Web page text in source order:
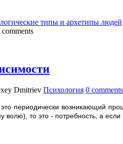
типы и архетипы людей
Dmitriev Психология 0 comments
периодически возникающий
волю), то это - потребность, а